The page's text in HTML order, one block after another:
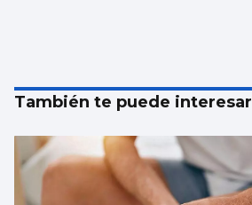
También te puede interesar